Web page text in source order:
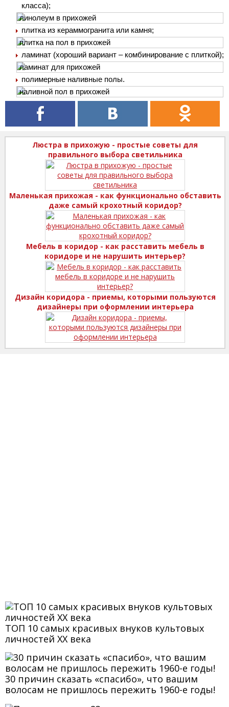
класса);
плитка из кераммогранита или камня;
ламинат (хороший вариант – комбинирование с плиткой);
полимерные наливные полы.
Люстра в прихожую - простые советы для
правильного выбора светильника
Маленькая прихожая - как функционально обставить
даже самый крохотный коридор?
Мебель в коридор - как расставить мебель в
коридоре и не нарушить интерьер?
Дизайн коридора - приемы, которыми пользуются
дизайнеры при оформлении интерьера
ТОП 10 самых красивых внуков культовых
личностей XX века
30 причин сказать «спасибо», что вашим
волосам не пришлось пережить 1960-е годы!